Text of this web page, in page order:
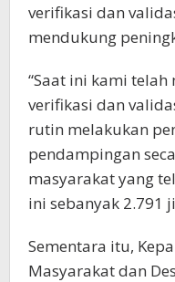
verifikasi dan
mendukung
“Saat ini kami
verifikasi dan
rutin melakukan
pendampingan
masyarakat yang
ini sebanyak 2.791
Sementara itu,
Masyarakat dan